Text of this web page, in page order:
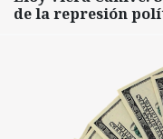
de la represión